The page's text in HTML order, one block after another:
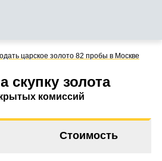
царское золото 82 пробы в Москве
скупку золота
комиссий
Стоимость